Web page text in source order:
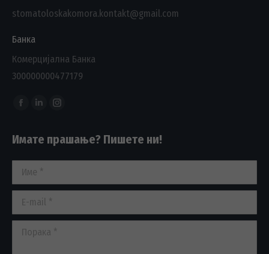
stomatoloskakomora.kontakt@gmail.com
Банка
Комерцијална Банка
300000000477179
Find us on:
Facebook
opens
new
window
Linkedin
opens
new
window
Instagram
opens
window
Имате прашање? Пишете ни!
Име *
E-mail *
Порака *